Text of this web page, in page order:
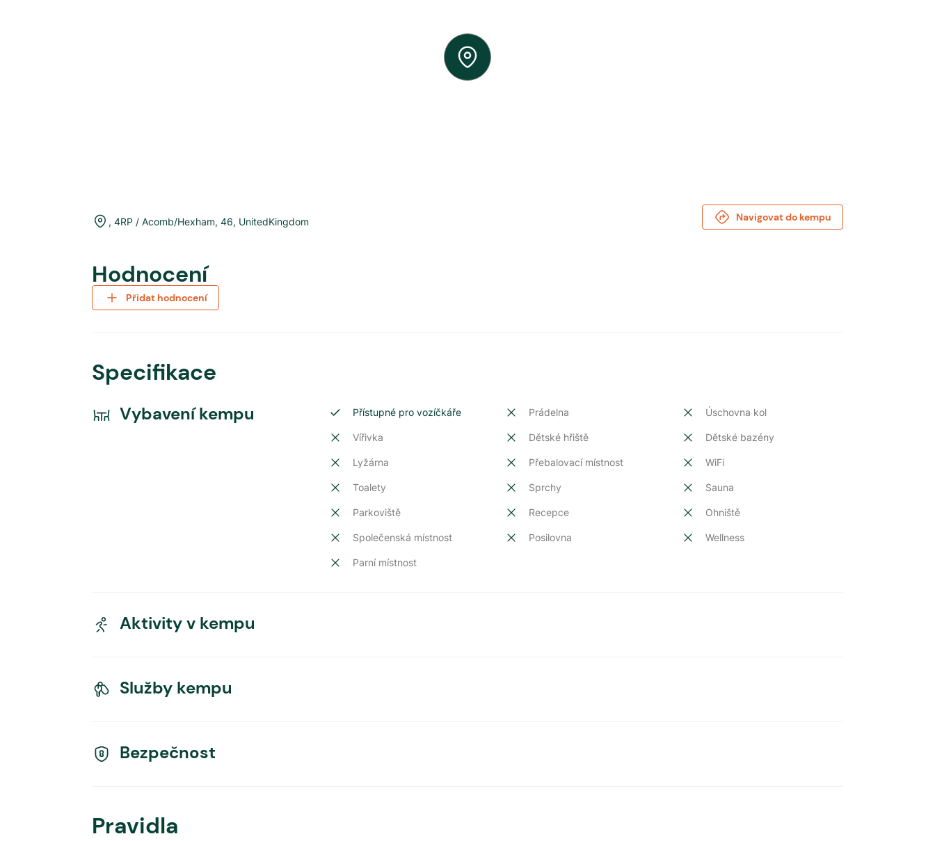
, 4RP / Acomb/Hexham, 46, UnitedKingdom Navigovat do kempu
Hodnocení
Přidat hodnocení
Specifikace
Vybavení kempu Přístupné pro vozíčkáře Prádelna Úschovna kol
Vířivka Dětské hřiště Dětské bazény
Lyžárna Přebalovací místnost WiFi
Toalety Sprchy Sauna
Parkoviště Recepce Ohniště
Společenská místnost Posilovna Wellness
Parní místnost
Aktivity v kempu
Služby kempu
Bezpečnost
Pravidla